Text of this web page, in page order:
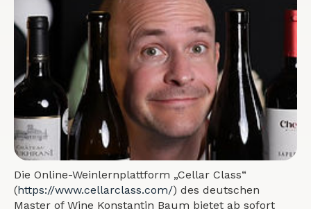
Die Online-Weinlernplattform „Cellar Class“
(https://www.cellarclass.com/) des deutschen
Master of Wine Konstantin Baum bietet ab sofort